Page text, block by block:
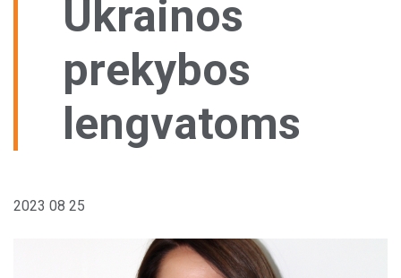
Sandėliavimo paslaugos
Vilkikų stovėjimo aikštelės
Kitos paslaugos
Pagal šalį
Aptarnavimo centrai
Ukrainos
prekybos
lengvatoms
2023 08 25